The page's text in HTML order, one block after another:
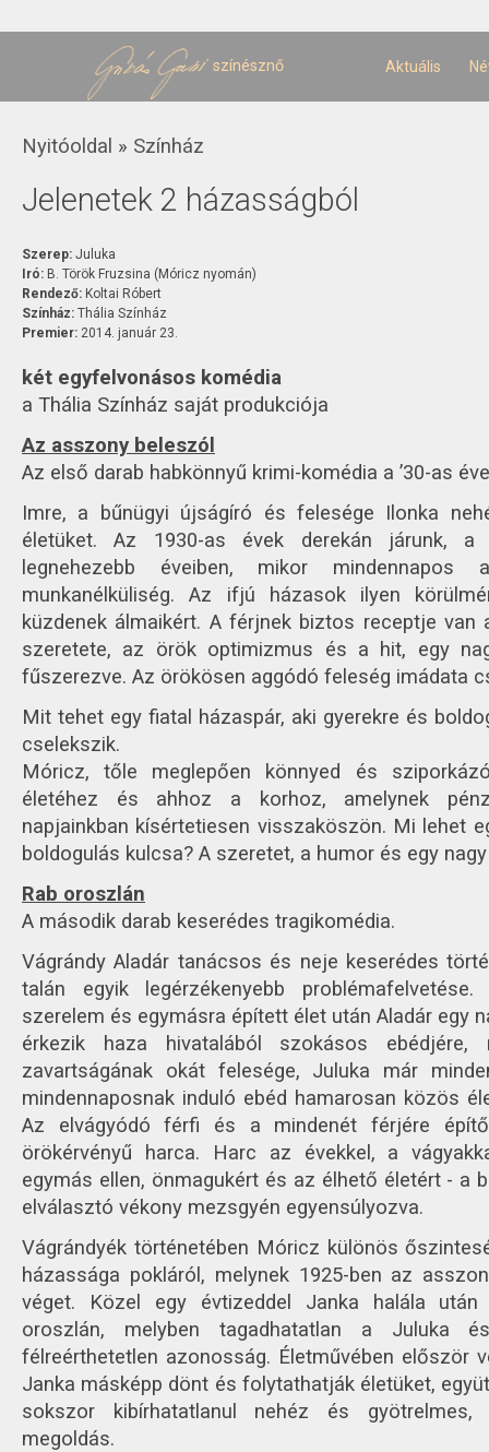
színésznő Aktuális
Jelenlegi hely
Nyitóoldal » Színház
Jelenetek 2 házasságból
Szerep: Juluka
Iró: B. Török Fruzsina (Móricz nyomán)
Rendező: Koltai Róbert
Színház: Thália Színház
Premier: 2014. január 23.
két egyfelvonásos komédia
a Thália Színház saját produkciója
Az asszony beleszól
Az első darab habkönnyű krimi-komédia a ’30-as
Imre, a bűnügyi újságíró és felesége Ilonka
életüket. Az 1930-as évek derekán járunk, a
legnehezebb éveiben, mikor
munkanélküliség. Az ifjú házasok ilyen
küzdenek álmaikért. A férjnek biztos receptje van
szeretete, az örök optimizmus és a hit, egy
fűszerezve. Az örökösen aggódó feleség imádata
Mit tehet egy fiatal házaspár, aki gyerekre és
cselekszik.
Móricz, tőle meglepően könnyed és
életéhez és ahhoz a korhoz, amelynek
napjainkban kísértetiesen visszaköszön. Mi lehet
boldogulás kulcsa? A szeretet, a humor és egy
Rab oroszlán
A második darab keserédes tragikomédia.
Vágrándy Aladár tanácsos és neje keserédes
talán egyik legérzékenyebb
szerelem és egymásra épített élet után Aladár egy
érkezik haza hivatalából szokásos
zavartságának okát felesége, Juluka már
mindennaposnak induló ebéd hamarosan közös
Az elvágyódó férfi és a mindenét férjére
örökérvényű harca. Harc az évekkel, a
egymás ellen, önmagukért és az élhető életért - a
elválasztó vékony mezsgyén egyensúlyozva.
Vágrándyék történetében Móricz különös
házassága pokláról, melynek 1925-ben az
véget. Közel egy évtizeddel Janka halála
oroszlán, melyben tagadhatatlan a Juluka
félreérthetetlen azonosság. Életművében először
Janka másképp dönt és folytathatják életüket,
sokszor kibírhatatlanul nehéz és
megoldás.